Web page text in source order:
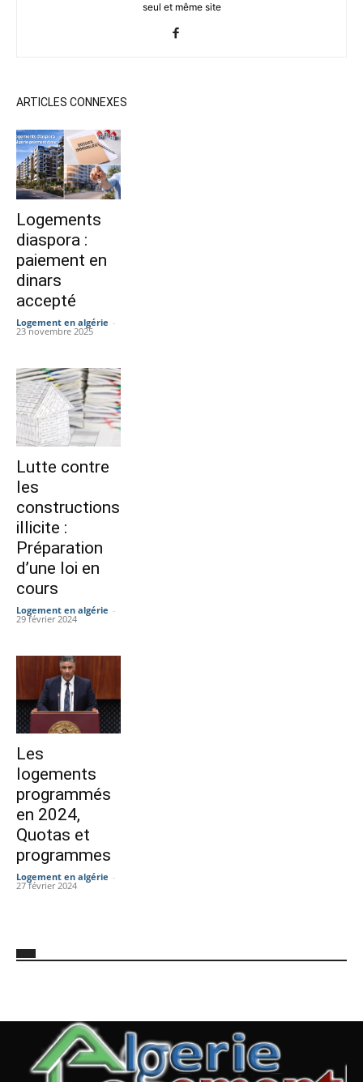
seul et même site
ARTICLES CONNEXES
Logements
diaspora :
paiement en
dinars
accepté
Logement en algérie -
23 novembre 2025
Lutte contre
les
constructions
illicite :
Préparation
d’une loi en
cours
Logement en algérie -
29 février 2024
Les
logements
programmés
en 2024,
Quotas et
programmes
Logement en algérie -
27 février 2024